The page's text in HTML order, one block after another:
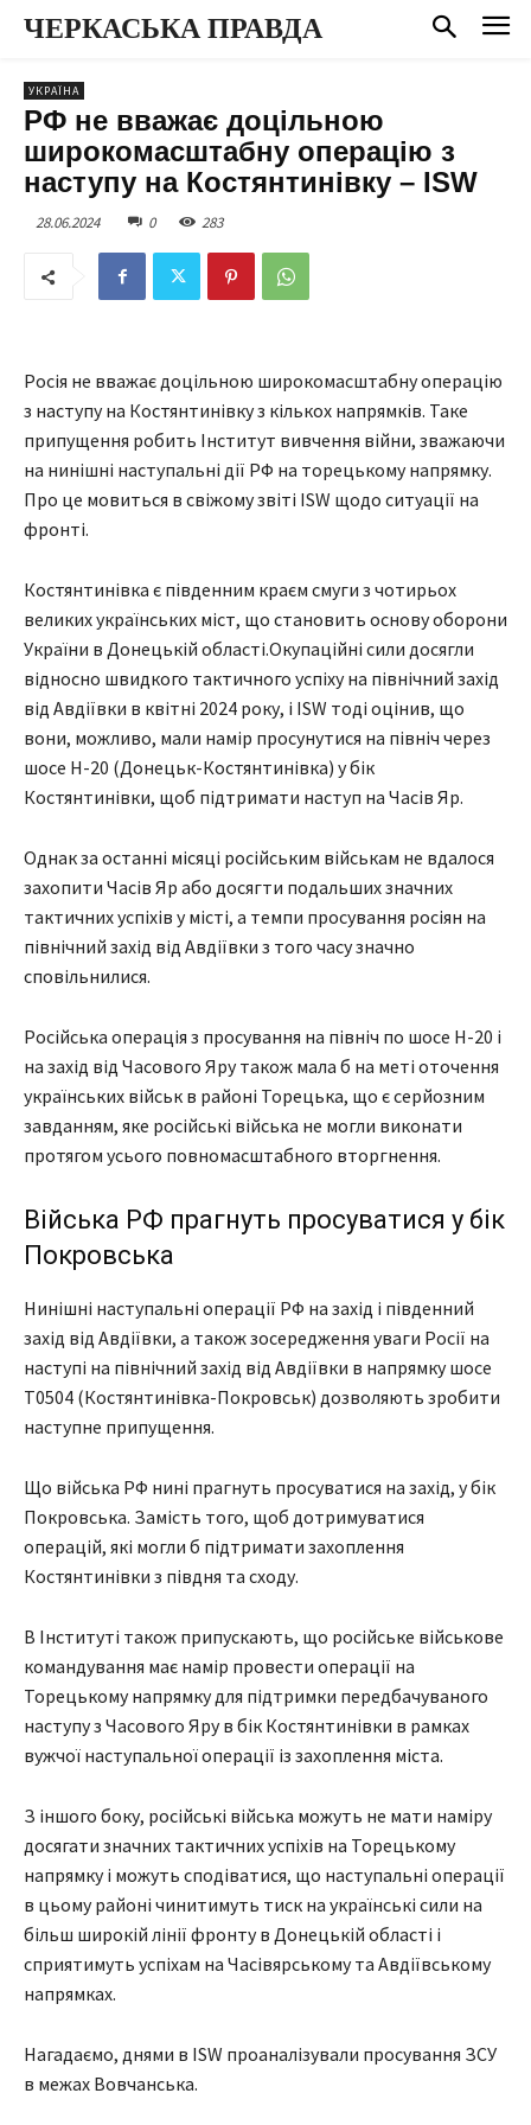
ЧЕРКАСЬКА ПРАВДА
УКРАЇНА
РФ не вважає доцільною
широкомасштабну операцію з
наступу на Костянтинівку – ISW
28.06.2024 0 283
Росія не вважає доцільною широкомасштабну операцію
з наступу на Костянтинівку з кількох напрямків. Таке
припущення робить Інститут вивчення війни, зважаючи
на нинішні наступальні дії РФ на торецькому напрямку.
Про це мовиться в свіжому звіті ISW щодо ситуації на
фронті.
Костянтинівка є південним краєм смуги з чотирьох
великих українських міст, що становить основу оборони
України в Донецькій області.Окупаційні сили досягли
відносно швидкого тактичного успіху на північний захід
від Авдіївки в квітні 2024 року, і ISW тоді оцінив, що
вони, можливо, мали намір просунутися на північ через
шосе H-20 (Донецьк-Костянтинівка) у бік
Костянтинівки, щоб підтримати наступ на Часів Яр.
Однак за останні місяці російським військам не вдалося
захопити Часів Яр або досягти подальших значних
тактичних успіхів у місті, а темпи просування росіян на
північний захід від Авдіївки з того часу значно
сповільнилися.
Російська операція з просування на північ по шосе Н-20 і
на захід від Часового Яру також мала б на меті оточення
українських військ в районі Торецька, що є серйозним
завданням, яке російські війська не могли виконати
протягом усього повномасштабного вторгнення.
Війська РФ прагнуть просуватися у бік
Покровська
Нинішні наступальні операції РФ на захід і південний
захід від Авдіївки, а також зосередження уваги Росії на
наступі на північний захід від Авдіївки в напрямку шосе
Т0504 (Костянтинівка-Покровськ) дозволяють зробити
наступне припущення.
Що війська РФ нині прагнуть просуватися на захід, у бік
Покровська. Замість того, щоб дотримуватися
операцій, які могли б підтримати захоплення
Костянтинівки з півдня та сходу.
В Інституті також припускають, що російське військове
командування має намір провести операції на
Торецькому напрямку для підтримки передбачуваного
наступу з Часового Яру в бік Костянтинівки в рамках
вужчої наступальної операції із захоплення міста.
З іншого боку, російські війська можуть не мати наміру
досягати значних тактичних успіхів на Торецькому
напрямку і можуть сподіватися, що наступальні операції
в цьому районі чинитимуть тиск на українські сили на
більш широкій лінії фронту в Донецькій області і
сприятимуть успіхам на Часівярському та Авдіївському
напрямках.
Нагадаємо, днями в ISW проаналізували просування ЗСУ
в межах Вовчанська.